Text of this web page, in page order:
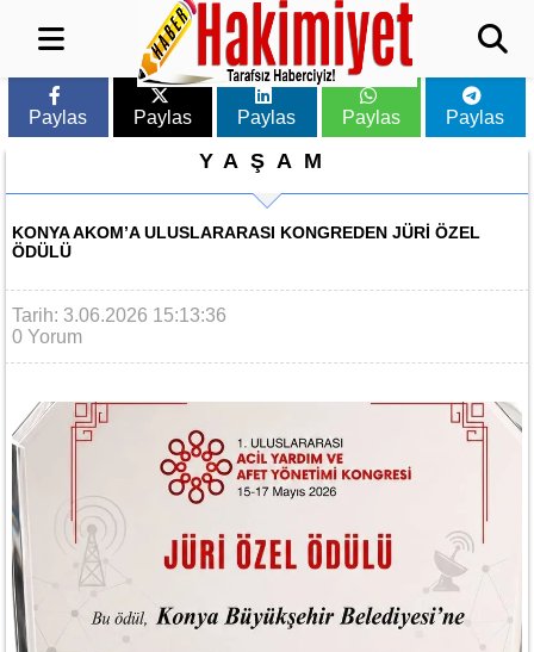
Paylas Paylas Paylas Paylas Paylas
YAŞAM
KONYA AKOM’A ULUSLARARASI KONGREDEN JÜRI ÖZEL
ÖDÜLÜ
Tarih: 3.06.2026 15:13:36
0 Yorum